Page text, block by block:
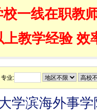
校一线在职教
上教学经验 效
专业:
学滨海外事